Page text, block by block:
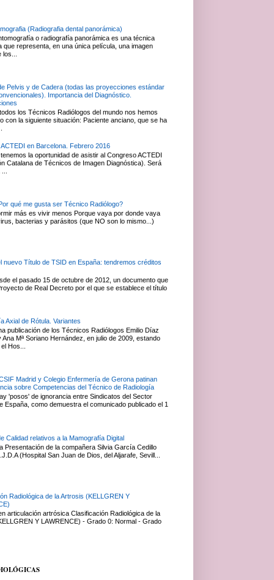
(Radiografia dental panorámica)
o radiografía panorámica es una técnica
que representa, en una única película, una imagen
Pelvis y de Cadera (todas las proyecciones estándar
Importancia del Diagnóstico.
los Técnicos Radiólogos del mundo nos hemos
con la siguiente situación: Paciente anciano, que se ha
en Barcelona. Febrero 2016
la oportunidad de asistir al Congreso ACTEDI
Catalana de Técnicos de Imagen Diagnóstica). Será
qué me gusta ser Técnico Radiólogo?
más es vivir menos Porque vaya por donde vaya
bacterias y parásitos (que NO son lo mismo...)
nuevo Título de TSID en España: tendremos créditos
el pasado 15 de octubre de 2012, un documento que
de Real Decreto por el que se establece el título
Axial de Rótula. Variantes
publicación de los Técnicos Radiólogos Emilio Díaz
Ana Mª Soriano Hernández, en julio de 2009, estando
Hos...
Madrid y Colegio Enfermería de Gerona patinan
sobre Competencias del Técnico de Radiología
'posos' de ignorancia entre Sindicatos del Sector
España, como demuestra el comunicado publicado el 1
Calidad relativos a la Mamografía Digital
Presentación de la compañera Silvia García Cedillo
(Hospital San Juan de Dios, del Aljarafe, Sevill...
Radiológica de la Artrosis (KELLGREN Y
articulación artrósica Clasificación Radiológica de la
Y LAWRENCE) - Grado 0: Normal - Grado